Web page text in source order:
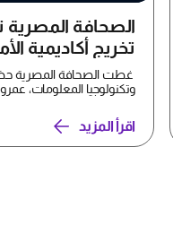
الصحافة المصرية
تخريج أكاديمية
برعاية وزير
سايبرأكس
غطت الصحافة المصرية
وتكنولوجيا المعلومات،
اقرأ المزيد